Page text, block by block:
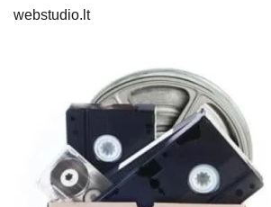
webstudio.lt